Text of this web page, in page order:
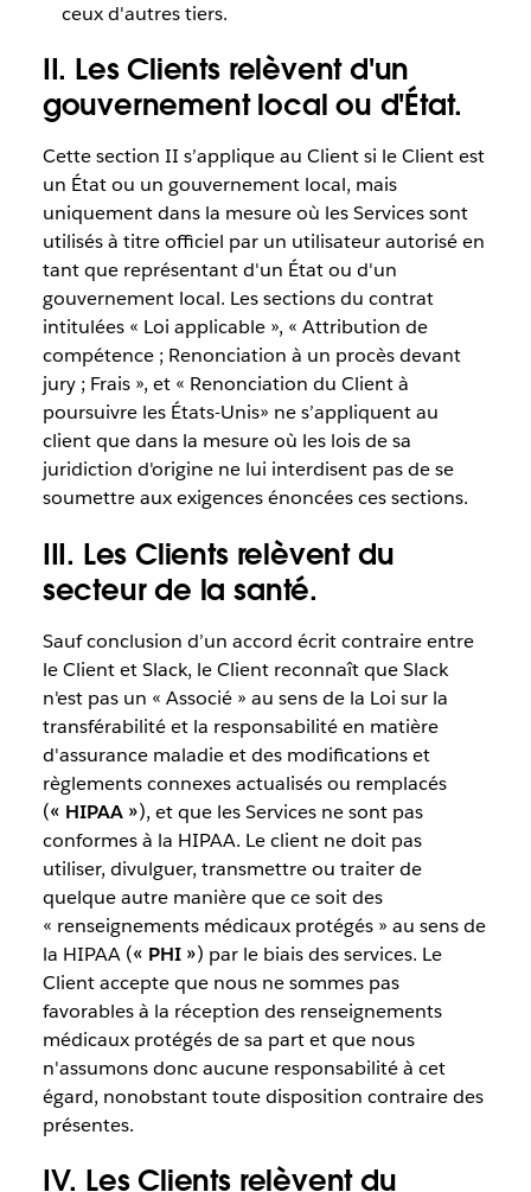
ceux d'autres tiers.
II. Les Clients relèvent d'un
gouvernement local ou d'État.
Cette section II s’applique au Client si le Client est
un État ou un gouvernement local, mais
uniquement dans la mesure où les Services sont
utilisés à titre officiel par un utilisateur autorisé en
tant que représentant d'un État ou d'un
gouvernement local. Les sections du contrat
intitulées « Loi applicable », « Attribution de
compétence ; Renonciation à un procès devant
jury ; Frais », et « Renonciation du Client à
poursuivre les États-Unis» ne s’appliquent au
client que dans la mesure où les lois de sa
juridiction d'origine ne lui interdisent pas de se
soumettre aux exigences énoncées ces sections.
III. Les Clients relèvent du
secteur de la santé.
Sauf conclusion d’un accord écrit contraire entre
le Client et Slack, le Client reconnaît que Slack
n'est pas un « Associé » au sens de la Loi sur la
transférabilité et la responsabilité en matière
d'assurance maladie et des modifications et
règlements connexes actualisés ou remplacés
(« HIPAA »), et que les Services ne sont pas
conformes à la HIPAA. Le client ne doit pas
utiliser, divulguer, transmettre ou traiter de
quelque autre manière que ce soit des
« renseignements médicaux protégés » au sens de
la HIPAA (« PHI ») par le biais des services. Le
Client accepte que nous ne sommes pas
favorables à la réception des renseignements
médicaux protégés de sa part et que nous
n'assumons donc aucune responsabilité à cet
égard, nonobstant toute disposition contraire des
présentes.
IV. Les Clients relèvent du